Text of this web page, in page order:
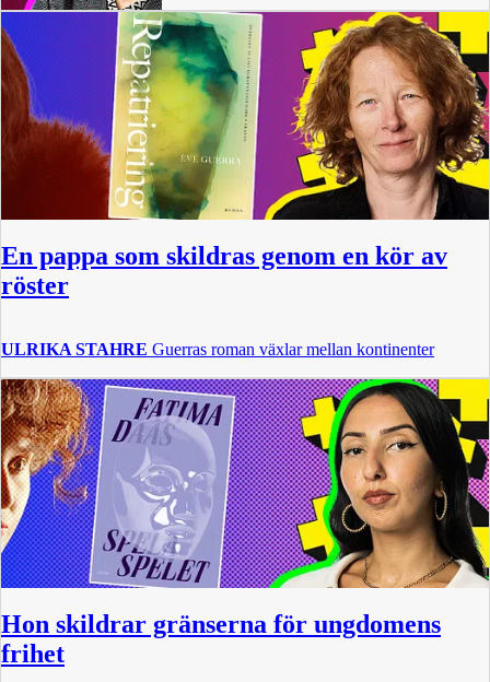
En pappa som skildras genom en kör av
röster
ULRIKA STAHRE Guerras roman växlar mellan kontinenter
Hon skildrar gränserna för ungdomens
frihet